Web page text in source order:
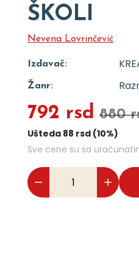
ŠKOLI
Nevena Lovrinčević
Izdavač:
Žanr:
792 rsd 880
Ušteda 88 rsd (10%)
Sve cene su sa